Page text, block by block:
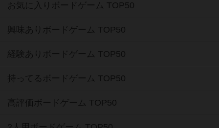
お気に入りボードゲーム TOP50
興味ありボードゲーム TOP50
経験ありボードゲーム TOP50
持ってるボードゲーム TOP50
高評価ボードゲーム TOP50